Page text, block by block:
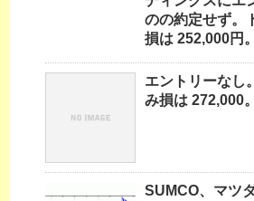
のの約定せず。
損は 252,000円。
エントリーなし
み損は 272,000。
SUMCO、マツ